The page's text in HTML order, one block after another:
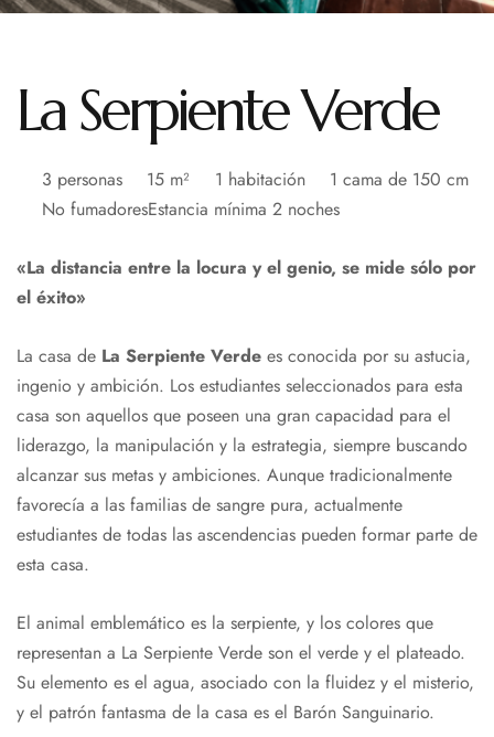
La Serpiente Verde
3 personas 15 m² 1 habitación
1 cama de 150 cm
No fumadoresEstancia mínima 2 noches
«La distancia entre la locura y el genio, se mide sólo por
el éxito»
La casa de La Serpiente Verde es conocida por su astucia,
ingenio y ambición. Los estudiantes seleccionados para esta
casa son aquellos que poseen una gran capacidad para el
liderazgo, la manipulación y la estrategia, siempre buscando
alcanzar sus metas y ambiciones. Aunque tradicionalmente
favorecía a las familias de sangre pura, actualmente
estudiantes de todas las ascendencias pueden formar parte de
esta casa.
El animal emblemático es la serpiente, y los colores que
representan a La Serpiente Verde son el verde y el plateado.
Su elemento es el agua, asociado con la fluidez y el misterio,
y el patrón fantasma de la casa es el Barón Sanguinario.